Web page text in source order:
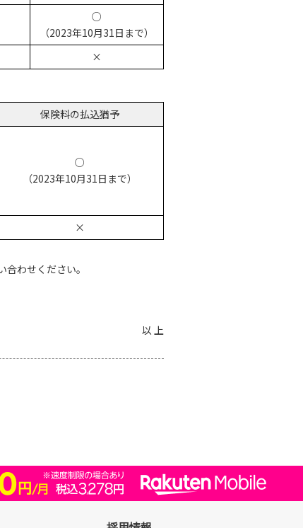
○
（2023年10月31日まで）
×
保険料の払込猶予
○
（2023年10月31日まで）
×
わせください。
以 上